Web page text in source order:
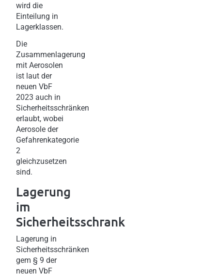
wird die
Einteilung in
Lagerklassen.
Die
Zusammenlagerung
mit Aerosolen
ist laut der
neuen VbF
2023 auch in
Sicherheitsschränken
erlaubt, wobei
Aerosole der
Gefahrenkategorie
2
gleichzusetzen
sind.
Lagerung
im
Sicherheitsschrank
Lagerung in
Sicherheitsschränken
gem § 9 der
neuen VbF